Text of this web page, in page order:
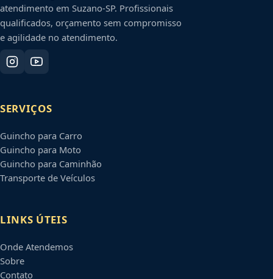
atendimento em Suzano-SP. Profissionais
qualificados, orçamento sem compromisso
e agilidade no atendimento.
SERVIÇOS
Guincho para Carro
Guincho para Moto
Guincho para Caminhão
Transporte de Veículos
LINKS ÚTEIS
Onde Atendemos
Sobre
Contato